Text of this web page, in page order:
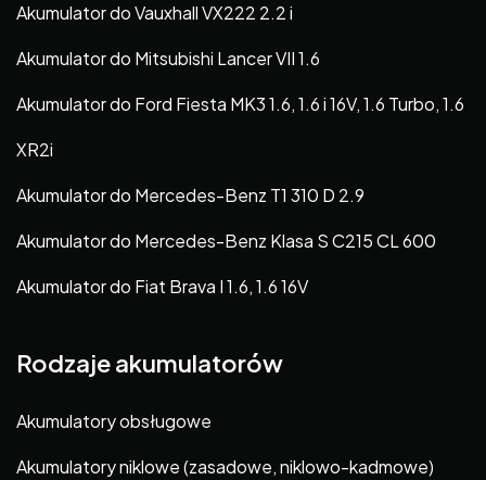
Akumulator do Vauxhall VX222 2.2 i
Akumulator do Mitsubishi Lancer VII 1.6
Akumulator do Ford Fiesta MK3 1.6, 1.6 i 16V, 1.6 Turbo, 1.6
XR2i
Akumulator do Mercedes-Benz T1 310 D 2.9
Akumulator do Mercedes-Benz Klasa S C215 CL 600
Akumulator do Fiat Brava I 1.6, 1.6 16V
Rodzaje akumulatorów
Akumulatory obsługowe
Akumulatory niklowe (zasadowe, niklowo-kadmowe)